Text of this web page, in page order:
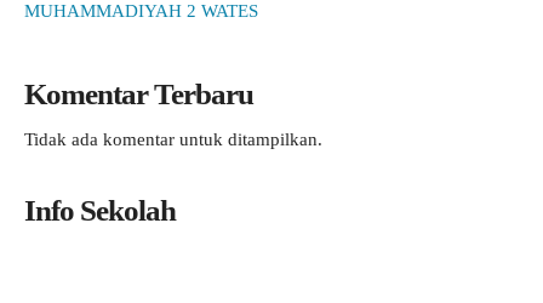
MUHAMMADIYAH 2 WATES
Komentar Terbaru
Tidak ada komentar untuk ditampilkan.
Info Sekolah